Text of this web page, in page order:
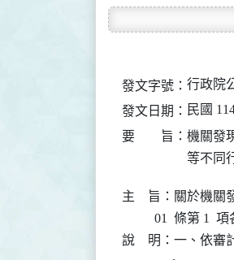
發文字號： 行政院
發文日期： 民國
要 旨： 機關發
等不同
主    旨：關於機關
01  條第
說    明：一、依審